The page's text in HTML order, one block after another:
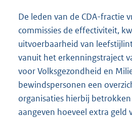
De leden van de CDA-fractie
commissies de effectiviteit,
uitvoerbaarheid van
vanuit het erkenningstraject
voor Volksgezondheid en
bewindspersonen een
organisaties hierbij
aangeven hoeveel extra